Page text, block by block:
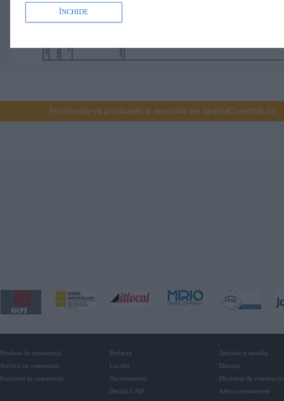
Promovați-vă produsele și serviciile pe SpatiulConstruit.ro!
Produse de constructii
Servicii in constructii
Furnizori in constructii
Proiecte
Lucrări
Documentatii
Detalii CAD
Articole și noutăţi
Discuții
Dicționar de construcții
Arhiva newslettere
ÎNCHIDE